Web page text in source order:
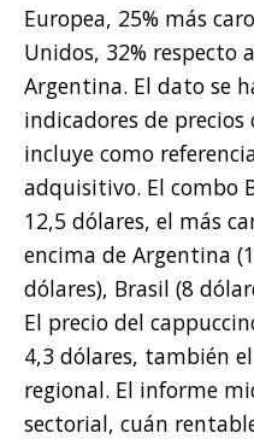
Europea, 25% más
Unidos, 32% respecto
Argentina. El dato se
indicadores de
incluye como
adquisitivo. El combo
12,5 dólares, el más
encima de Argentina
dólares), Brasil (8
El precio del
4,3 dólares, también
regional. El informe
sectorial, cuán